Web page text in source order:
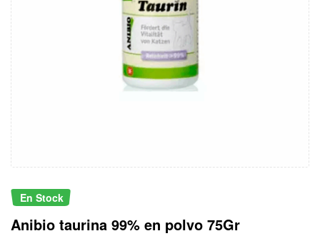
En Stock
Anibio taurina 99% en polvo 75Gr